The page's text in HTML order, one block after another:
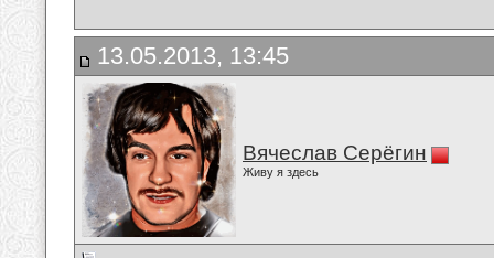
13.05.2013, 13:45
Вячеслав Серёгин
Живу я здесь